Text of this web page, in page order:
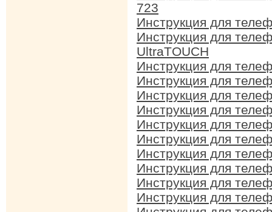
723
Инструкция для
Инструкция для
UltraTOUCH
Инструкция для
Инструкция для
Инструкция для
Инструкция для
Инструкция для
Инструкция для
Инструкция для
Инструкция для
Инструкция для
Инструкция для